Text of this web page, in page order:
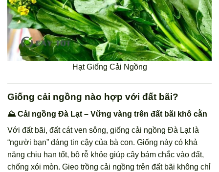
Hạt Giống Cải Ngồng
Giống cải ngồng nào hợp với đất bãi?
⛰️ Cải ngồng Đà Lạt – Vững vàng trên đất bãi khô cằn
Với đất bãi, đất cát ven sông, giống cải ngồng Đà Lạt là
“người bạn” đáng tin cậy của bà con. Giống này có khả
năng chịu hạn tốt, bộ rễ khỏe giúp cây bám chắc vào đất,
chống xói mòn. Gieo trồng cải ngồng trên đất bãi không chỉ